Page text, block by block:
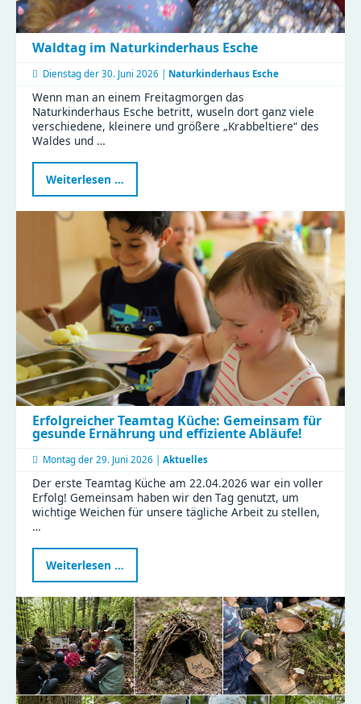
Waldtag im Naturkinderhaus Esche
Dienstag der 30. Juni 2026 | Naturkinderhaus Esche
Wenn man an einem Freitagmorgen das
Naturkinderhaus Esche betritt, wuseln dort ganz viele
verschiedene, kleinere und größere „Krabbeltiere“ des
Waldes und …
Weiterlesen …
im
Naturkinderhaus
Esche
Erfolgreicher Teamtag Küche: Gemeinsam für
gesunde Ernährung und effiziente Abläufe!
Montag der 29. Juni 2026 | Aktuelles
Der erste Teamtag Küche am 22.04.2026 war ein voller
Erfolg! Gemeinsam haben wir den Tag genutzt, um
wichtige Weichen für unsere tägliche Arbeit zu stellen,
…
Weiterlesen …
Teamtag
Küche:
Gemeinsam
für
gesunde
Ernährung
und
effiziente
Abläufe!